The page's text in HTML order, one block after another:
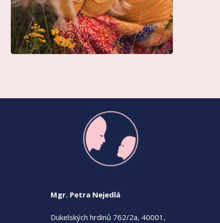
Mgr. Petra Nejedlá
Dukelských hrdinů 762/2a, 40001,